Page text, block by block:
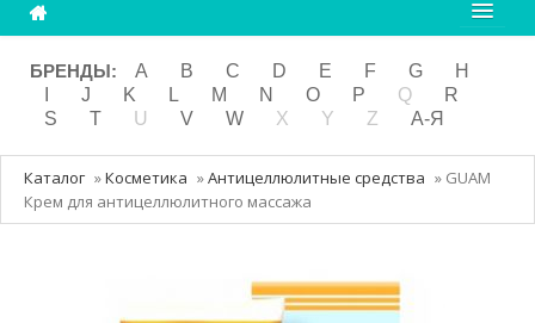
Ароматерапия
Витамины
Детям и мамам
Косметика
БРЕНДЫ: A B C D E F G
H
J K L M N O P Q
R
S
T U V W X Y Z А-Я
Каталог »Косметика »Антицеллюлитные средства » GUAM
Крем для антицеллюлитного массажа